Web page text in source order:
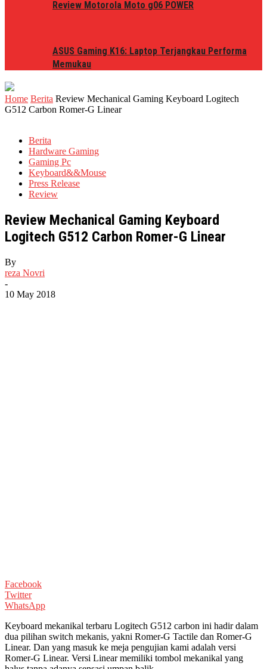
Review Motorola Moto g06 POWER
ASUS Gaming K16: Laptop Terjangkau Performa
Memukau
Home Berita Review Mechanical Gaming Keyboard Logitech
G512 Carbon Romer-G Linear
Berita
Hardware Gaming
Gaming Pc
Keyboard&&Mouse
Press Release
Review
Review Mechanical Gaming Keyboard
Logitech G512 Carbon Romer-G Linear
By
reza Novri
-
10 May 2018
Facebook
Twitter
WhatsApp
Keyboard mekanikal terbaru Logitech G512 carbon ini hadir dalam
dua pilihan switch mekanis, yakni Romer-G Tactile dan Romer-G
Linear. Dan yang masuk ke meja pengujian kami adalah versi
Romer-G Linear. Versi Linear memiliki tombol mekanikal yang